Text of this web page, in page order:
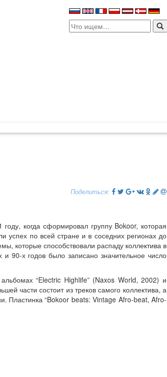
Search
for:
Поделиться:
когда сформировал группу Bokoor, которая
успех по всей стране и в соседних регионах до
которые способствовали распаду коллектива в
90-х годов было записано значительное число
“Electric Highlife” (Naxos World, 2002) и
части состоит из треков самого коллектива, а
Пластинка “Bokoor beats: Vintage Afro-beat, Afro-